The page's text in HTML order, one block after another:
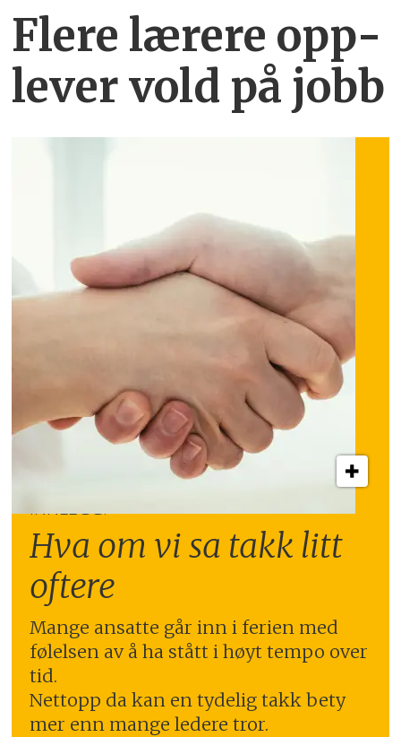
Flere lærere opp­
lever vold på jobb
INNLEGG:
Hva om vi sa takk litt
oftere
Mange ansatte går inn i ferien med
følelsen av å ha stått i høyt tempo over
tid.
Nettopp da kan en tydelig takk bety
mer enn mange ledere tror.